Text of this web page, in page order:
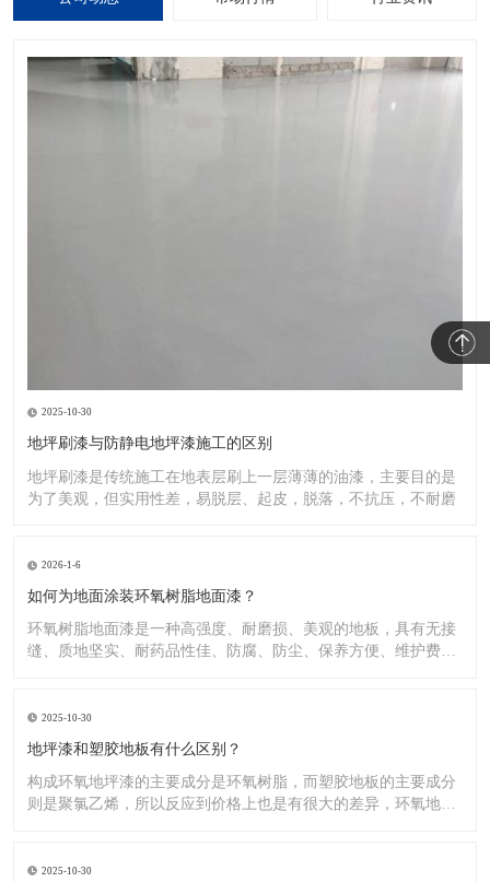
2025-10-30
地坪刷漆与防静电地坪漆施工的区别
地坪刷漆是传统施工在地表层刷上一层薄薄的油漆，主要目的是
为了美观，但实用性差，易脱层、起皮，脱落，不抗压，不耐磨
2026-1-6
如何为地面涂装环氧树脂地面漆？
环氧树脂地面漆是一种高强度、耐磨损、美观的地板，具有无接
缝、质地坚实、耐药品性佳、防腐、防尘、保养方便、维护费用
2025-10-30
地坪漆和塑胶地板有什么区别？
构成环氧地坪漆的主要成分是环氧树脂，而塑胶地板的主要成分
则是聚氯乙烯，所以反应到价格上也是有很大的差异，环氧地坪
2025-10-30